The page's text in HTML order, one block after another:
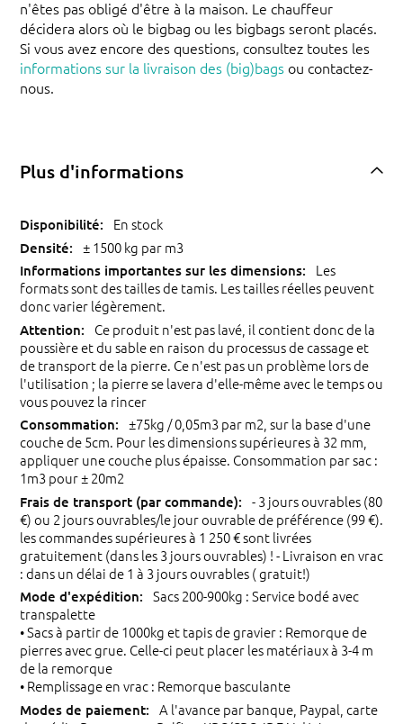
n'êtes pas obligé d'être à la maison. Le chauffeur
décidera alors où le bigbag ou les bigbags seront placés.
Si vous avez encore des questions, consultez toutes les
informations sur la livraison des (big)bags ou contactez-
nous.
Plus d'informations
En stock
± 1500 kg par m3
Les
formats sont des tailles de tamis. Les tailles réelles peuvent
donc varier légèrement.
Ce produit n'est pas lavé, il contient donc de la
poussière et du sable en raison du processus de cassage et
de transport de la pierre. Ce n'est pas un problème lors de
l'utilisation ; la pierre se lavera d'elle-même avec le temps ou
vous pouvez la rincer
±75kg / 0,05m3 par m2, sur la base d'une
couche de 5cm. Pour les dimensions supérieures à 32 mm,
appliquer une couche plus épaisse. Consommation par sac :
1m3 pour ± 20m2
- 3 jours ouvrables (80
€) ou 2 jours ouvrables/le jour ouvrable de préférence (99 €).
les commandes supérieures à 1 250 € sont livrées
gratuitement (dans les 3 jours ouvrables) ! - Livraison en vrac
: dans un délai de 1 à 3 jours ouvrables ( gratuit!)
Sacs 200-900kg : Service bodé avec
transpalette
• Sacs à partir de 1000kg et tapis de gravier : Remorque de
pierres avec grue. Celle-ci peut placer les matériaux à 3-4 m
de la remorque
• Remplissage en vrac : Remorque basculante
A l'avance par banque, Paypal, carte